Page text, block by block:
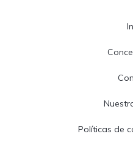
Políticas de